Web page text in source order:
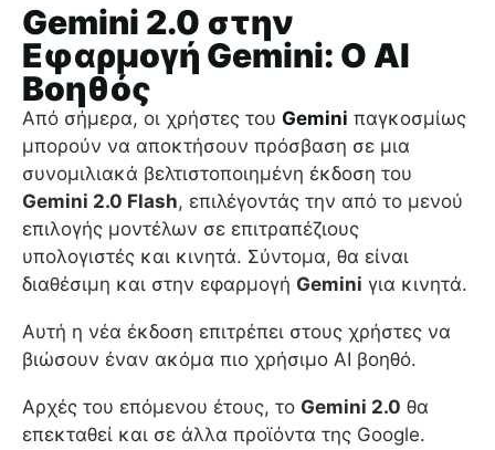
Gemini 2.0 στην
Εφαρμογή Gemini: Ο AI
Βοηθός
Από σήμερα, οι χρήστες του Gemini παγκοσμίως
μπορούν να αποκτήσουν πρόσβαση σε μια
συνομιλιακά βελτιστοποιημένη έκδοση του
Gemini 2.0 Flash, επιλέγοντάς την από το μενού
επιλογής μοντέλων σε επιτραπέζιους
υπολογιστές και κινητά. Σύντομα, θα είναι
διαθέσιμη και στην εφαρμογή Gemini για κινητά.
Αυτή η νέα έκδοση επιτρέπει στους χρήστες να
βιώσουν έναν ακόμα πιο χρήσιμο AI βοηθό.
Αρχές του επόμενου έτους, το Gemini 2.0 θα
επεκταθεί και σε άλλα προϊόντα της Google.